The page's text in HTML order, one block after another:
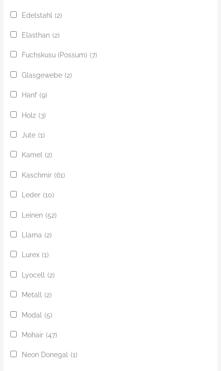
Edelstahl (2)
Elasthan (2)
Fuchskusu (Possum) (7)
Glasgewebe (2)
Hanf (9)
Holz (3)
Jute (1)
Kamel (2)
Kaschmir (61)
Leder (10)
Leinen (52)
Llama (2)
Lurex (1)
Lyocell (2)
Metall (2)
Modal (5)
Mohair (47)
Neon Donegal (1)